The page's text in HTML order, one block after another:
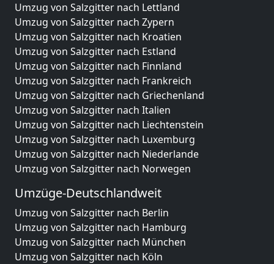
Umzug von Salzgitter nach Lettland
Umzug von Salzgitter nach Zypern
Umzug von Salzgitter nach Kroatien
Umzug von Salzgitter nach Estland
Umzug von Salzgitter nach Finnland
Umzug von Salzgitter nach Frankreich
Umzug von Salzgitter nach Griechenland
Umzug von Salzgitter nach Italien
Umzug von Salzgitter nach Liechtenstein
Umzug von Salzgitter nach Luxemburg
Umzug von Salzgitter nach Niederlande
Umzug von Salzgitter nach Norwegen
Umzüge-Deutschlandweit
Umzug von Salzgitter nach Berlin
Umzug von Salzgitter nach Hamburg
Umzug von Salzgitter nach München
Umzug von Salzgitter nach Köln